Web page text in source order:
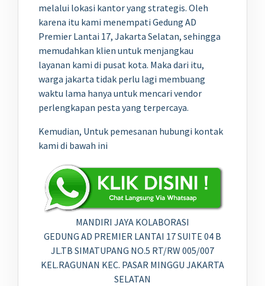
melalui lokasi kantor yang strategis. Oleh
karena itu kami menempati Gedung AD
Premier Lantai 17, Jakarta Selatan, sehingga
memudahkan klien untuk menjangkau
layanan kami di pusat kota. Maka dari itu,
warga jakarta tidak perlu lagi membuang
waktu lama hanya untuk mencari vendor
perlengkapan pesta yang terpercaya.
Kemudian, Untuk pemesanan hubungi kontak
kami di bawah ini
MANDIRI JAYA KOLABORASI
GEDUNG AD PREMIER LANTAI 17 SUITE 04 B
JL.TB SIMATUPANG NO.5 RT/RW 005/007
KEL.RAGUNAN KEC. PASAR MINGGU JAKARTA
SELATAN